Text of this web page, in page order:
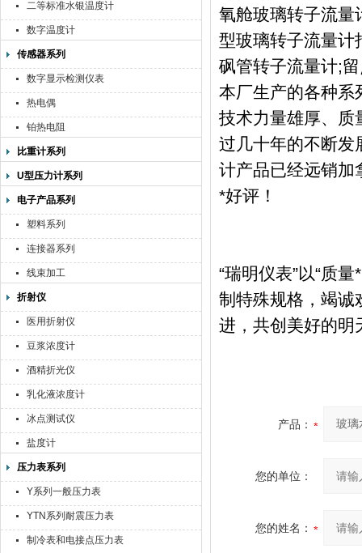
二等标准水银温度计
数字温度计
传感器系列
数字显示检测仪表
热电偶
铂热电阻
比重计系列
U型压力计系列
电子产品系列
塑料系列
连接器系列
线束加工
折射仪
医用折射仪
豆浆浓度计
酒精折光仪
乳化液浓度计
冰点测试仪
盐度计
压力表系列
Y系列一般压力表
YTN系列耐震压力表
制冷表和电接点压力表
氧舱玻璃转子流量
型玻璃转子流量计
砜管转子流量计;
本厂生产的各种系
技术力量雄厚、质
过几十年的不断发
计产品已经远销加
*好评！
“瑞明仪表”以“质
制特殊规格，竭诚
进，共创美好的明
产品：
您的单位：
您的姓名：